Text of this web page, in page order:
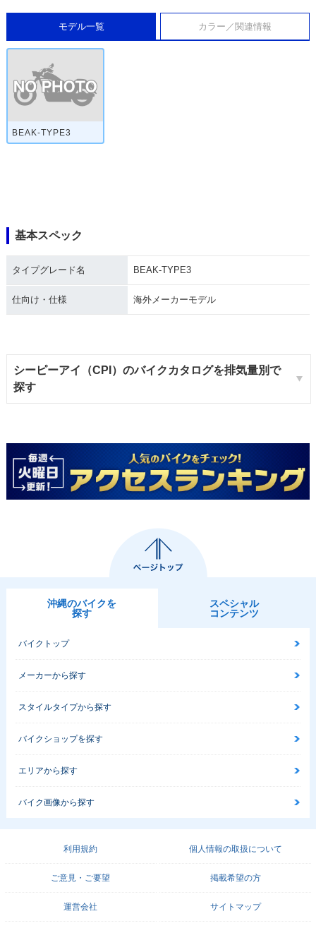
モデル一覧 カラー／関連情報
BEAK-TYPE3
基本スペック
タイプグレード名 BEAK-TYPE3
仕向け・仕様 海外メーカーモデル
シーピーアイ（CPI）のバイクカタログを排気量別で
探す
沖縄のバイクを
探す
スペシャル
コンテンツ
バイクトップ
メーカーから探す
スタイルタイプから探す
バイクショップを探す
エリアから探す
バイク画像から探す
利用規約 個人情報の取扱について
ご意見・ご要望 掲載希望の方
運営会社 サイトマップ